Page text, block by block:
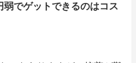
弱でゲットできるのはコス